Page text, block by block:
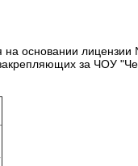
основании
за ЧОУ